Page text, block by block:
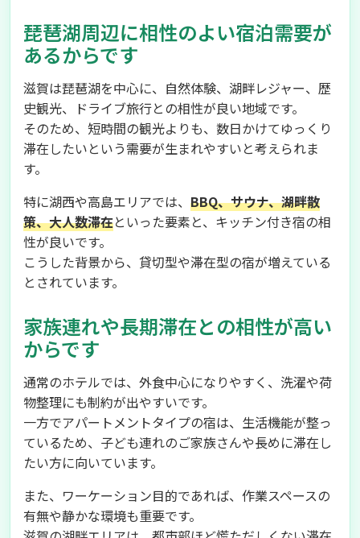
琵琶湖周辺に相性のよい宿泊需要が
あるからです
滋賀は琵琶湖を中心に、自然体験、湖畔レジャー、歴
史観光、ドライブ旅行との相性が良い地域です。
そのため、短時間の観光よりも、数日かけてゆっくり
滞在したいという需要が生まれやすいと考えられま
す。
特に湖西や高島エリアでは、 BBQ、サウナ、湖畔散
策、大人数滞在といった要素と、キッチン付き宿の相
性が良いです。
こうした背景から、貸切型や滞在型の宿が増えている
とされています。
家族連れや長期滞在との相性が高い
からです
通常のホテルでは、外食中心になりやすく、洗濯や荷
物整理にも制約が出やすいです。
一方でアパートメントタイプの宿は、生活機能が整っ
ているため、子ども連れのご家族さんや長めに滞在し
たい方に向いています。
また、ワーケーション目的であれば、作業スペースの
有無や静かな環境も重要です。